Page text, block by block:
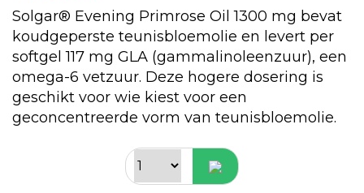
Solgar® Evening Primrose Oil 1300 mg bevat
koudgeperste teunisbloemolie en levert per
softgel 117 mg GLA (gammalinoleenzuur), een
omega-6 vetzuur. Deze hogere dosering is
geschikt voor wie kiest voor een
geconcentreerde vorm van teunisbloemolie.